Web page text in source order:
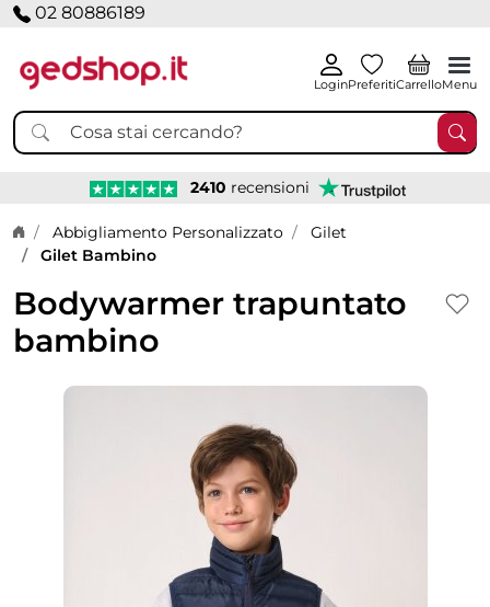
02 80886189
LoginPreferitiCarrelloMenu
2410 recensioni
Home page
Abbigliamento Personalizzato
Gilet
Gilet Bambino
Bodywarmer trapuntato
bambino